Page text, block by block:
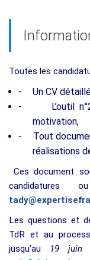
Toutes les
-
Un CV
-
L’outil
motivation,
-
Tout
réalisations
Ces document
candidatures
Les questions et
TdR et au
jusqu’au
19 juin